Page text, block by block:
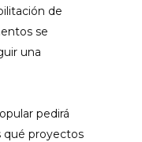
de
se
una
pedirá
qué proyectos